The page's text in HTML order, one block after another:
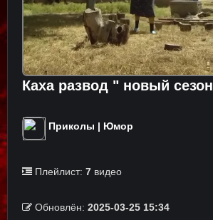
Каха развод " новый сезон
Приколы | Юмор
Плейлист: 7 видео
Обновлён: 2025-03-25 15:34